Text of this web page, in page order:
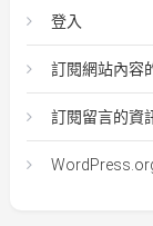
登入
訂閱網站內容
訂閱留言的資